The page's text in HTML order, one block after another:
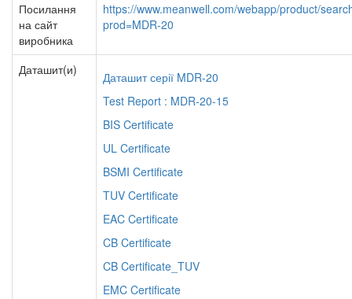
Посилання
на сайт
виробника
https://www.meanwell.com/webapp/product/
prod=MDR-20
Даташит(и)
Даташит серії MDR-20
Test Report : MDR-20-15
BIS Certificate
UL Certificate
BSMI Certificate
TUV Certificate
EAC Certificate
CB Certificate
CB Certificate_TUV
EMC Certificate